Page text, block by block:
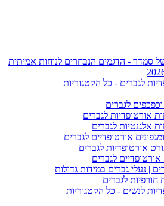
סמדר - הדגמים הנבחרים לנוחות אמיתית
לגברים - כל הקטגוריות
לגברים
אורטופדיות לגברים
אלגנטיות לגברים
אורטופדיים לגברים
אורטופדיות לגברים
לגברים
| נעלי גברים במידות גדולות
חורפיות לגברים
לנשים - כל הקטגוריות